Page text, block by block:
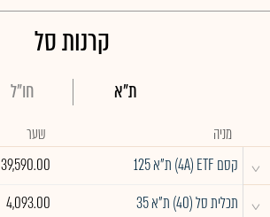
קרנות סל
ת"א חו"ל
מניה שער
^ קסם 4A) ETF) ת"א 125 39,590.00
^ תכלית סל (40) ת"א 35 4,093.00